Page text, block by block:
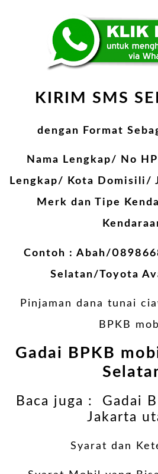
KIRIM SMS
dengan Format
Nama Lengkap/ No
Lengkap/ Kota Domisili/
Merk dan Tipe
Contoh : Abah/
Selatan/Toyota
Pinjaman dana tunai
BPKB
Gadai BPKB
Baca juga : Gadai
Jakarta
Syarat dan